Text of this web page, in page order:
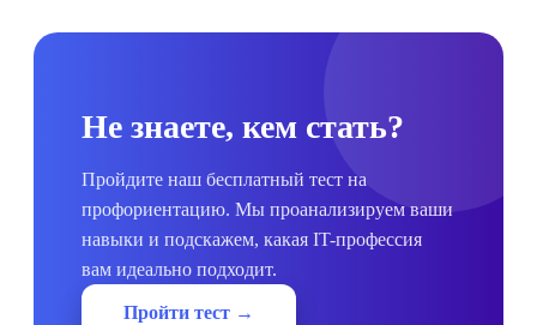
Не знаете, кем стать?
Пройдите наш бесплатный тест на
профориентацию. Мы проанализируем ваши
навыки и подскажем, какая IT-профессия
вам идеально подходит.
Пройти тест →